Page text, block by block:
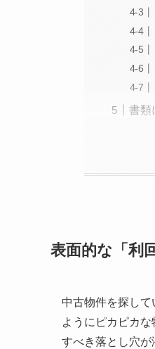
書類
表面的な「利
中古物件を探し
ようにピカピカ
すべき落とし穴が